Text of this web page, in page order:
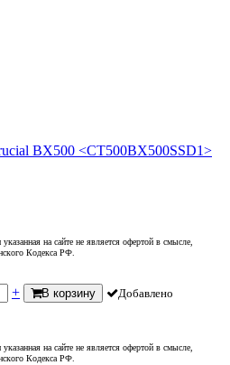
BX500 <CT500BX500SSD1>
на сайте не является офертой в смысле,
Кодекса РФ.
+ В корзину Добавлено
на сайте не является офертой в смысле,
Кодекса РФ.